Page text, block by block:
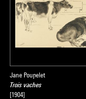
Jane Poupelet
Trois vaches
[1904]